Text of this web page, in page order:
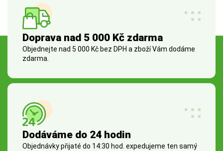
Doprava nad 5 000 Kč zdarma
Objednejte nad 5 000 Kč bez DPH a zboží Vám dodáme
zdarma.
Dodáváme do 24 hodin
Objednávky přijaté do 14:30 hod. expedujeme ten samý